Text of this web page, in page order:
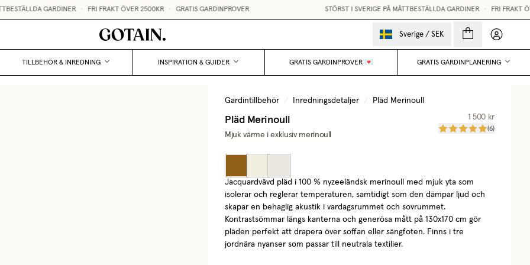
GARDINER • FRI FRAKT ÖVER 2500KR • GRATIS GARDINPROVER STÖRST I SVERIGE PÅ MÅTTBESTÄLLDA GARDINER • FRI FRAKT ÖVER
Sverige / SEK Mina
TILLBEHÖR & INREDNING INSPIRATION & GUIDER GRATIS GARDINPROVER 💌 GRATIS GARDINPLANERING
Gardintillbehör / Inredningsdetaljer / Pläd Merinoull
Pläd Merinoull
Mjuk värme i exklusiv merinoull
1 500 kr
(6)
Jacquardvävd pläd i 100 % nyzeeländsk merinoull med mjuk yta som
isolerar och reglerar temperaturen, samtidigt som den dämpar ljud och
skapar en behaglig akustik i vardagsrummet och sovrummet.
Kontrastsömmar längs kanterna och generösa mått på 130x170 cm gör
pläden perfekt att drapera över soffan eller sängfoten. Finns i tre
jordnära nyanser som passar till neutrala textilier.